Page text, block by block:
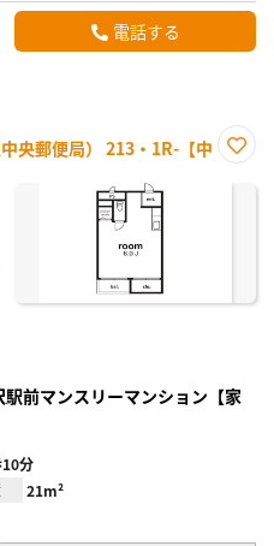
電話する
央郵便局） 213・1R-【中
に入
駅前マンスリーマンション【家
分
21m²